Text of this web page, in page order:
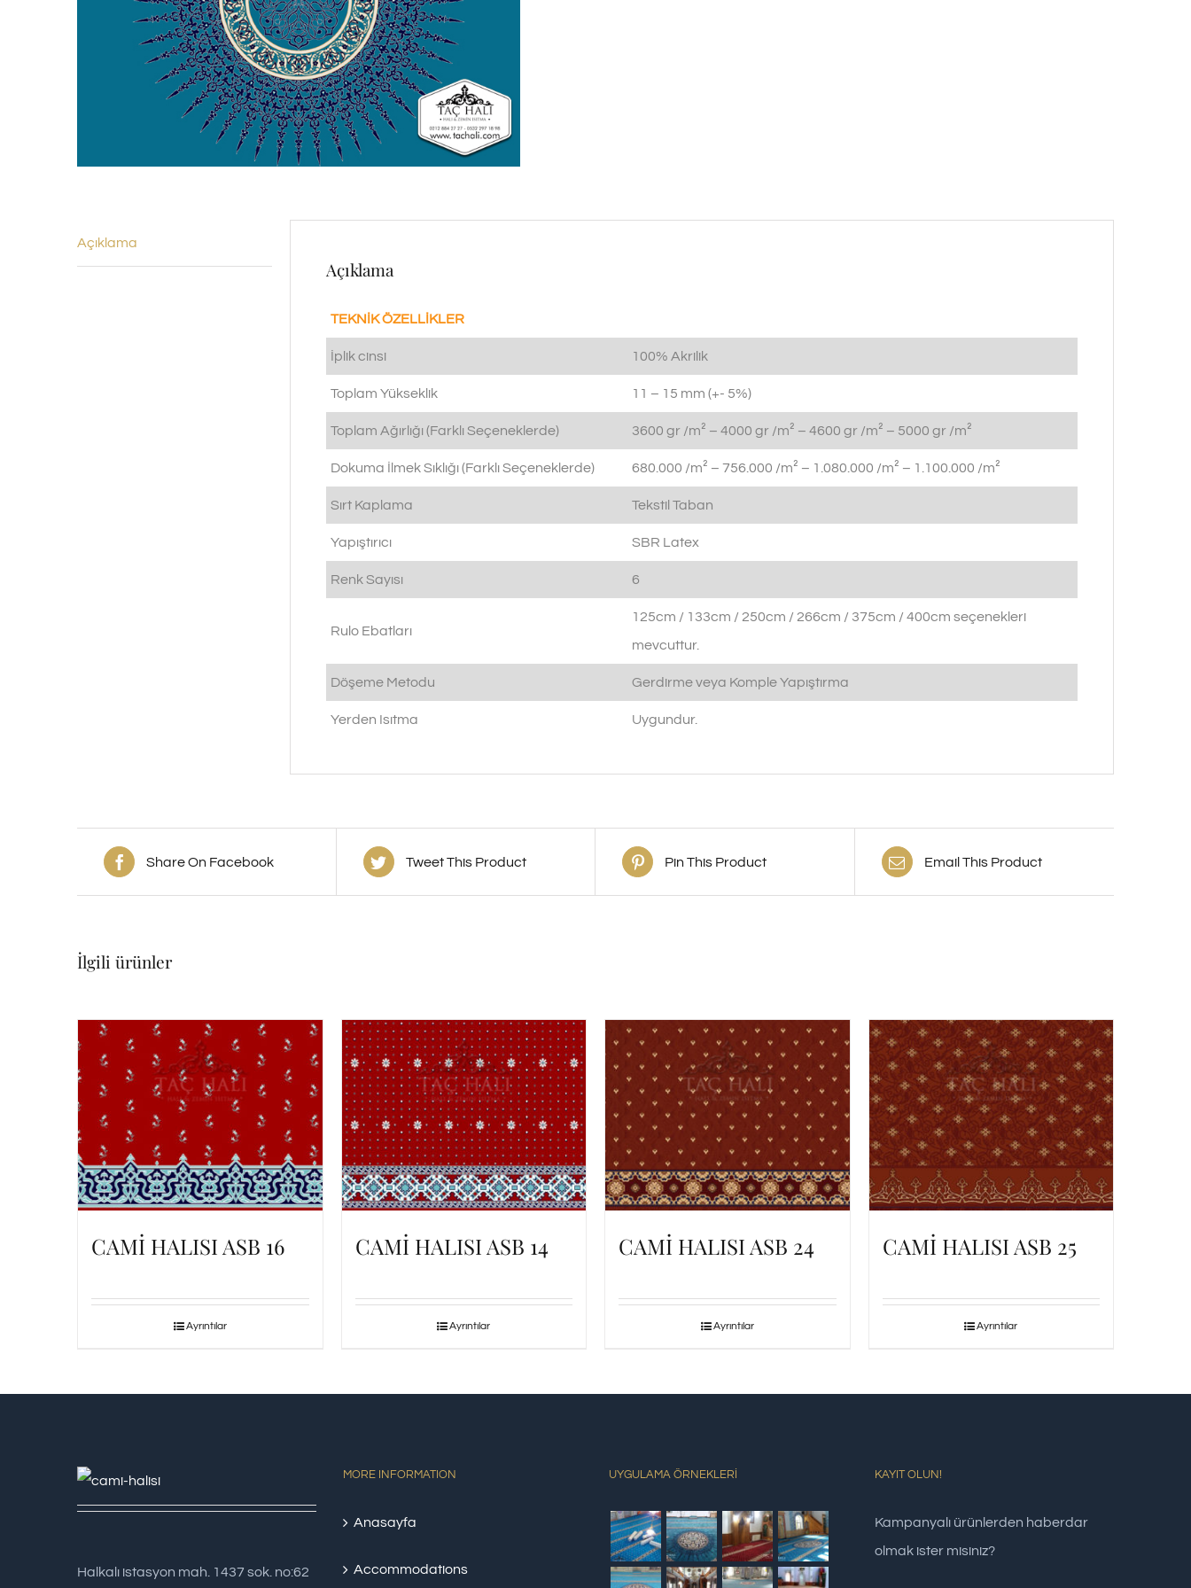
Açıklama
Açıklama
TEKNİK ÖZELLİKLER
İplik cinsi 100% Akrilik
Toplam Yükseklik 11 – 15 mm (+- 5%)
Toplam Ağırlığı (Farklı Seçeneklerde) 3600 gr /m² – 4000 gr /m² – 4600 gr /m² – 5000 gr /m²
Dokuma İlmek Sıklığı (Farklı Seçeneklerde) 680.000 /m² – 756.000 /m² – 1.080.000 /m² – 1.100.000 /m²
Sırt Kaplama Tekstil Taban
Yapıştırıcı SBR Latex
Renk Sayısı 6
Rulo Ebatları
125cm / 133cm / 250cm / 266cm / 375cm / 400cm seçenekleri
mevcuttur.
Döşeme Metodu Gerdirme veya Komple Yapıştırma
Yerden Isıtma Uygundur.
Share On Facebook Tweet This Product Pin This Product Email This Product
İlgili ürünler
CAMİ HALISI ASB 16
Ayrıntılar
CAMİ HALISI ASB 14
Ayrıntılar
CAMİ HALISI ASB 24
Ayrıntılar
CAMİ HALISI ASB 25
Ayrıntılar
Halkalı istasyon mah. 1437 sok. no:62
MORE INFORMATION
Anasayfa
Accommodations
UYGULAMA ÖRNEKLERİ KAYIT OLUN!
Kampanyalı ürünlerden haberdar
olmak ister misiniz?